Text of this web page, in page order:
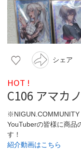
シェア
HOT !
C106 アマカ
※NIGUN.COMMUNITY
YouTuberの皆様に商品
す！
紹介動画はこちら